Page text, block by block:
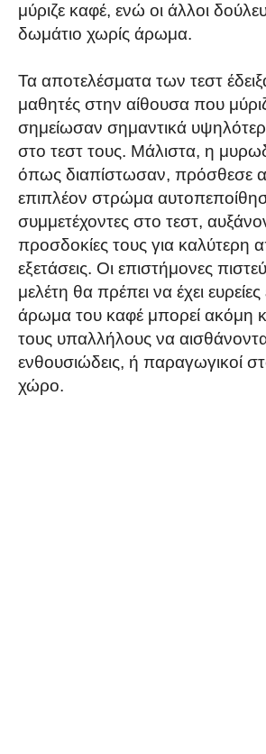
μύριζε καφέ, ενώ οι άλλοι
δωμάτιο χωρίς άρωμα.
Τα αποτελέσματα των τεστ
μαθητές στην αίθουσα που
σημείωσαν σημαντικά
στο τεστ τους. Μάλιστα, η
όπως διαπίστωσαν, πρόσθεσε
επιπλέον στρώμα
συμμετέχοντες στο τεστ,
προσδοκίες τους για καλύτερη
εξετάσεις. Οι επιστήμονες
μελέτη θα πρέπει να έχει
άρωμα του καφέ μπορεί ακόμη
τους υπαλλήλους να
ενθουσιώδεις, ή παραγωγικοί
χώρο.